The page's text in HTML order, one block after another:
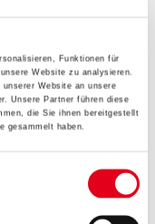
Funktionen für
Website zu analysieren.
Website an unsere
Unsere Partner führen diese
die Sie ihnen bereitgestellt
gesammelt haben.